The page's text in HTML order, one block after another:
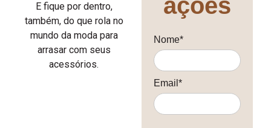
E fique por dentro,
também, do que rola no
mundo da moda para
arrasar com seus
acessórios.
Nome*
Email*